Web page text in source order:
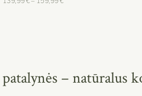
– natūralus